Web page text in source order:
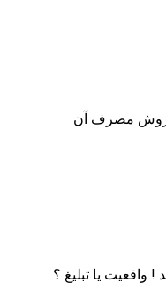
روش مصرف آن
واقعیت یا تبلیغ ؟